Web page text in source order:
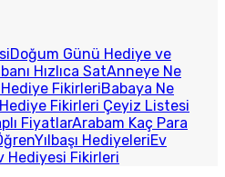
Doğum Günü Hediye ve
Hızlıca SatAnneye Ne
FikirleriBabaya Ne
Fikirleri Çeyiz Listesi
FiyatlarArabam Kaç Para
Yılbaşı HediyeleriEv
Hediyesi Fikirleri